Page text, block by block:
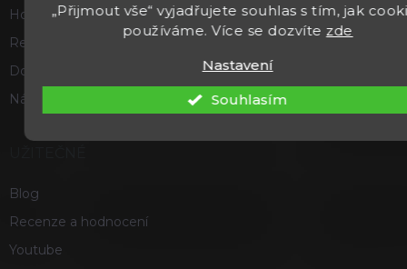
„Přijmout vše“ vyjadřujete souhlas s tím, jak
používáme. Více se dozvíte zde
Nastavení
Souhlasím
Hodnocení obchodu
Reklamace a vrácení zboží
Doprava a platba
Náš příběh
Blog
Recenze a hodnocení
Youtube